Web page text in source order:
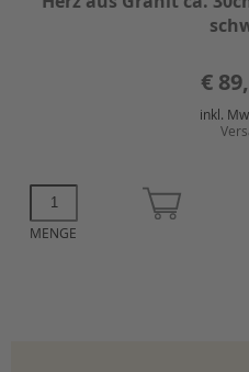
€
inkl.
MENGE